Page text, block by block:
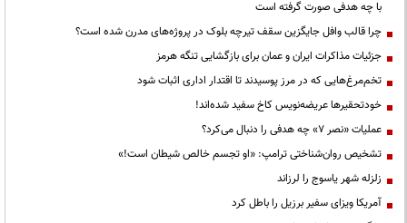
با چه هدفی صورت گرفته است
چرا قالب وافل جایگزین سقف تیرچه بلوک در پروژه‌های مدرن شده است؟
جزئیات مذاکرات ایران و عمان برای بازگشایی تنگه هرمز
تخم‌مرغ‌هایی که در مرز پوسیدند تا اقتدار اداری اثبات شود
خودتحقیرها عریضه‌نویس کاخ سفید شده‌اند!
عملیات «نصر ۷» چه هدفی را دنبال می‌کرد؟
تشخیص روان‌شناختی ترامپ: «او تجسم خالص شیطان است!»
زلزله شهر یاسوج را لرزاند
آمریکا ویزای سفیر برزیل را باطل کرد